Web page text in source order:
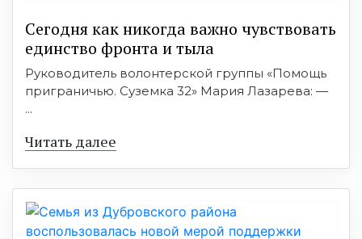
Сегодня как никогда важно чувствовать
единство фронта и тыла
Руководитель волонтерской группы «Помощь
приграничью. Суземка 32» Мария Лазарева: —
...
Читать далее